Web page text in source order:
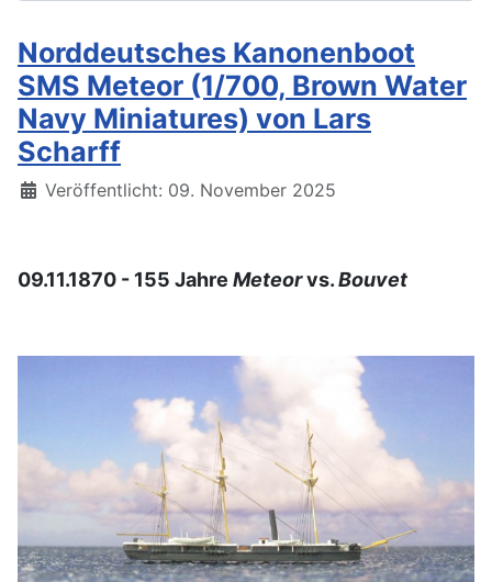
Norddeutsches Kanonenboot
SMS Meteor (1/700, Brown Water
Navy Miniatures) von Lars
Scharff
Details
Veröffentlicht: 09. November 2025
09.11.1870 - 155 Jahre Meteorvs.Bouvet